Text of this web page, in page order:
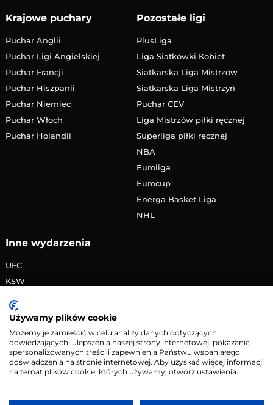
Krajowe puchary
Puchar Anglii
Puchar Ligi Angielskiej
Puchar Francji
Puchar Hiszpanii
Puchar Niemiec
Puchar Włoch
Puchar Holandii
Pozostałe ligi
PlusLiga
Liga Siatkówki Kobiet
Siatkarska Liga Mistrzów
Siatkarska Liga Mistrzyń
Puchar CEV
Liga Mistrzów piłki ręcznej
Superliga piłki ręcznej
NBA
Euroliga
Eurocup
Energa Basket Liga
NHL
Inne wydarzenia
UFC
KSW
PRIME MMA
Żużlowa Ekstraliga
Speedway Grand Prix
Skoki narciarskie
Używamy plików cookie
Możemy je zamieścić w celu analizy danych dotyczących
odwiedzających, ulepszenia naszej strony internetowej, pokazania
spersonalizowanych treści i zapewnienia Państwu wspaniałego
doświadczenia na stronie internetowej. Aby uzyskać więcej informacji
na temat plików cookie, których używamy, otwórz ustawienia.